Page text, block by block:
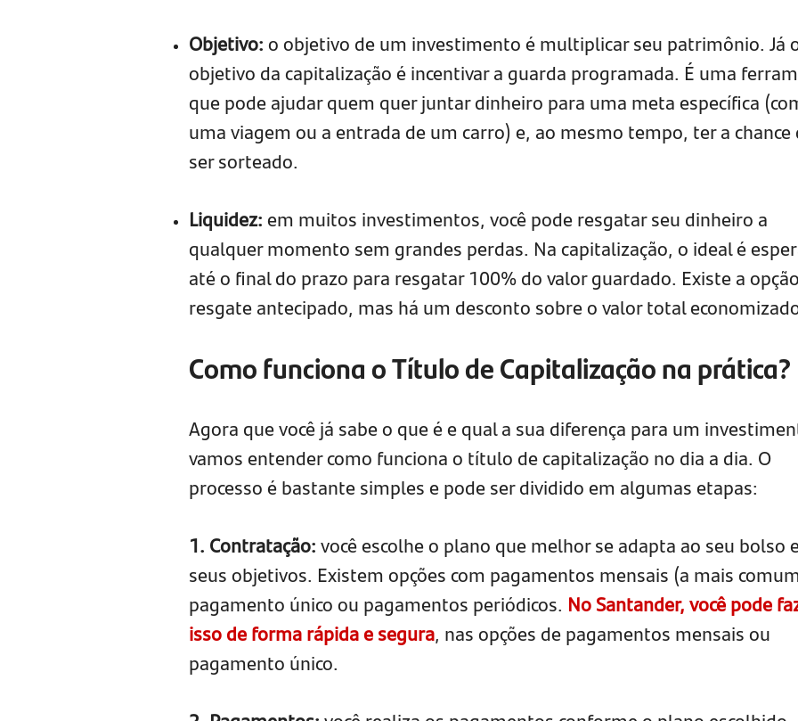
Objetivo:o objetivo de um investimento é multiplicar seu patrimônio. Já
objetivo da capitalização é incentivar a guarda programada. É uma
que pode ajudar quem quer juntar dinheiro para uma meta específica
uma viagem ou a entrada de um carro) e, ao mesmo tempo, ter a chance
ser sorteado.
Liquidez:em muitos investimentos, você pode resgatar seu dinheiro a
qualquer momento sem grandes perdas. Na capitalização, o ideal é
até o final do prazo para resgatar 100% do valor guardado. Existe a
resgate antecipado, mas há um desconto sobre o valor total
Como funciona o Título de Capitalização na prática?
Agora que você já sabe o que é e qual a sua diferença para um
vamos entender como funciona o título de capitalização no dia a dia. O
processo é bastante simples e pode ser dividido em algumas etapas:
1. Contratação:você escolhe o plano que melhor se adapta ao seu bolso
seus objetivos. Existem opções com pagamentos mensais (a mais
pagamento único ou pagamentos periódicos. No Santander, você pode
isso de forma rápida e segura, nas opções de pagamentos mensais ou
pagamento único.